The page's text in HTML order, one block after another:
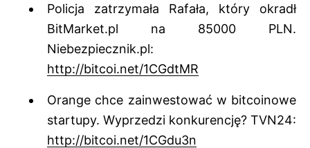
Policja zatrzymała Rafała, który okradł
BitMarket.pl na 85000 PLN.
Niebezpiecznik.pl:
http://bitcoi.net/1CGdtMR
Orange chce zainwestować w bitcoinowe
startupy. Wyprzedzi konkurencję? TVN24:
http://bitcoi.net/1CGdu3n